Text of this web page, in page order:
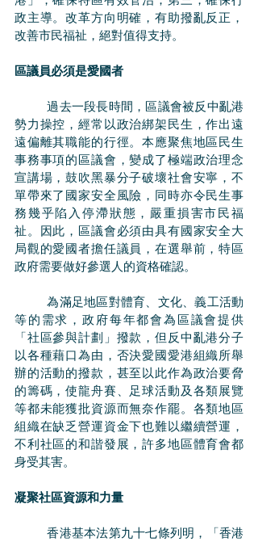
政主導。改革方向明確，有助撥亂反正，
改善市民福祉，絕對值得支持。
區議員必須是愛國者
	過去一段長時間，區議會被反中亂港
勢力操控，經常以政治綁架民生，作出遠
遠偏離其職能的行徑。本應聚焦地區民生
事務事項的區議會，變成了極端政治理念
宣講場，鼓吹黑暴分子破壞社會安寧，不
單帶來了國家安全風險，同時亦令民生事
務幾乎陷入停滯狀態，嚴重損害市民福
祉。因此，區議會必須由具有國家安全大
局觀的愛國者擔任議員，在選舉前，特區
政府需要做好參選人的資格確認。
	為滿足地區對體育、文化、義工活動
等的需求，政府每年都會為區議會提供
「社區參與計劃」撥款，但反中亂港分子
以各種藉口為由，否決愛國愛港組織所舉
辦的活動的撥款，甚至以此作為政治要脅
的籌碼，使龍舟賽、足球活動及各類展覽
等都未能獲批資源而無奈作罷。各類地區
組織在缺乏營運資金下也難以繼續營運，
不利社區的和諧發展，許多地區體育會都
身受其害。
凝聚社區資源和力量
	香港基本法第九十七條列明，「香港